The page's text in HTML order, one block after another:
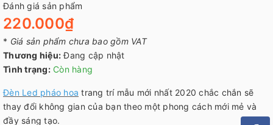
Đánh giá sản phẩm
220.000₫
* Giá sản phẩm chưa bao gồm VAT
Thương hiệu: Đang cập nhật
Tình trạng: Còn hàng
Đèn Led pháo hoa trang trí mẫu mới nhất 2020 chắc chắn sẽ
thay đổi không gian của bạn theo một phong cách mới mẻ và
đầy sáng tạo.